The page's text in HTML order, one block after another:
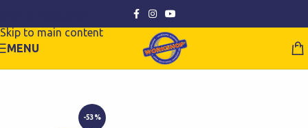
Skip to main content
MENU
-53%